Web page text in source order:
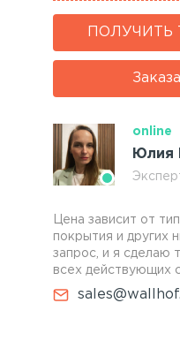
ПОЛУЧИТЬ
online
Юлия
Цена зависит от
покрытия и других
запрос, и я сделаю
всех действующих